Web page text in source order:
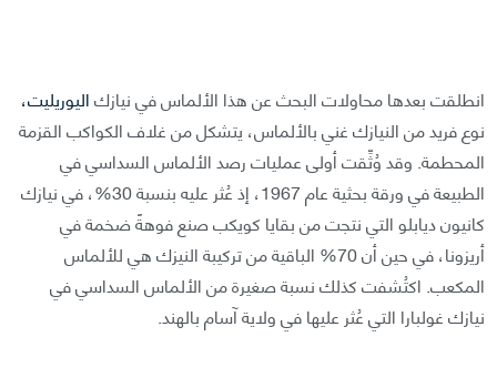
انطلقت بعدها محاولات البحث عن هذا الألماس في نيازكاليوريليت،
نوع فريد من النيازك غني بالألماس، يتشكل من غلاف الكواكب القزمة
المحطمة. وقد وُثِّقت أولى عمليات رصد الألماس السداسي في
الطبيعة في ورقة بحثية عام 1967، إذ عُثر عليه بنسبة 30%، في نيازك
كانيون ديابلو التي نتجت من بقايا كويكب صنع فوهةً ضخمة في
أريزونا، في حين أن 70% الباقية من تركيبة النيزك هي للألماس
المكعب. اكتُشفت كذلك نسبة صغيرة من الألماس السداسي في
نيازك غولبارا التي عُثر عليها في ولاية آسام بالهند.